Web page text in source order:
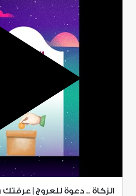
الزكاة .. دعوة للعروج |